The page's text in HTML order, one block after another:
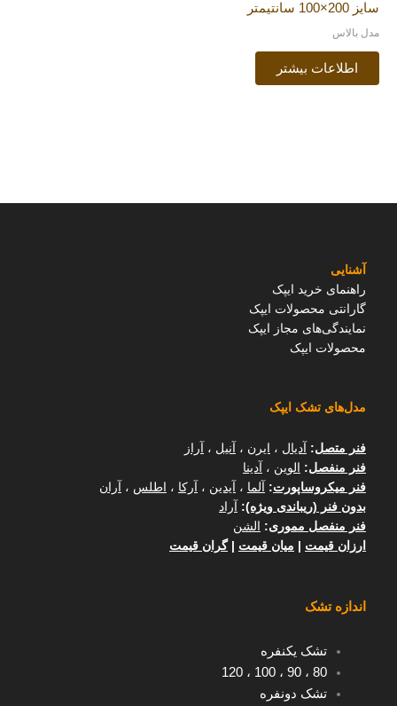
سایز 200×100 سانتیمتر
مدل بالاس
اطلاعات بیشتر
آشنایی
راهنمای خرید ایپک
گارانتی محصولات ایپک
نمایندگی‌های مجاز ایپک
محصولات ایپک
مدل‌های تشک ایپک
فنر متصل: آدیال ، ایرن ، آنیل ،
آراز
فنر منفصل: الوین ، آدینا
فنر میکروساپورت: آلما ، آیدین ، آرکا ، اطلس ،
آران
بدون فنر (ریباندی ویژه):
آراد
فنر منفصل مموری:
الشن
ارزان قیمت
میان قیمت |گران قیمت
اندازه تشک
تشک یکنفره
80، 90، 100 ، 120
تشک دونفره